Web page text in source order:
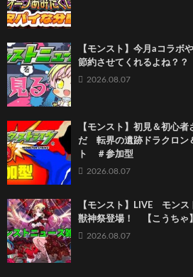
【モンスト】今月aコラボ
節約させてくれるよね？？
2026.08.07
【モンスト】初見＆初心
だ 転界の遺跡ドラクロン
ト ＃参加型
2026.08.07
【モンスト】LIVE モン
獣神祭登場！ 【こうちゃ】
2026.08.07